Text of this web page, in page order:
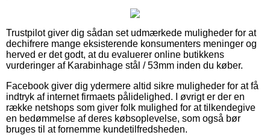
Trustpilot giver dig sådan set udmærkede muligheder for at
dechifrere mange eksisterende konsumenters meninger og
herved er det godt, at du evaluerer online butikkens
vurderinger af Karabinhage stål / 53mm inden du køber.
Facebook giver dig ydermere altid sikre muligheder for at få
indtryk af internet firmaets pålidelighed. I øvrigt er der en
række netshops som giver folk mulighed for at tilkendegive
en bedømmelse af deres købsoplevelse, som også bør
bruges til at fornemme kundetilfredsheden.